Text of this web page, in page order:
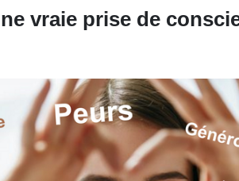
vraie prise de